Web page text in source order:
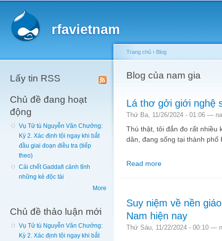
rfavietnam
Lấy tin RSS
Chủ đề đang hoạt
động
Vụ Tử tù Nguyễn Văn Chưởng:
Kỳ 2. Xác định tội ngay khi bắt
đầu giai đoạn điều tra (tiếp
theo)
Cái chết Gaddafi cảnh tỉnh
những kẻ độc tài
More
Chủ đề thảo luận mới
Vụ Tử tù Nguyễn Văn Chưởng:
Kỳ 2. Xác định tội ngay khi bắt
You are here
Trang chủ › Blog
Blog của nam gia
Lá thơ gởi giới nghệ
Thứ Ba, 11/26/2024 - 01:06 —
Thú thật, tôi đắn đo rất nhiều
dân, đang sống tại thành phố
Read more
Suy niệm về nền
Nam hiện nay
Thứ Sáu, 11/22/2024 - 00:10 —